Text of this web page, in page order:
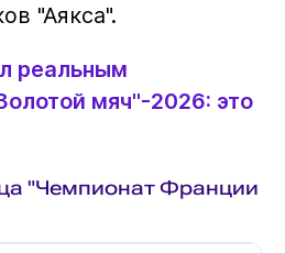
"Аякса".
реальным
мяч"-2026: это
"Чемпионат Франции